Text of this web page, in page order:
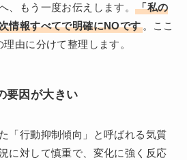
、もう一度お伝えします。「私の
情報すべてで明確にNOです。ここ
由に分けて整理します。
要因が大きい
「行動抑制傾向」と呼ばれる気質
に対して慎重で、変化に強く反応